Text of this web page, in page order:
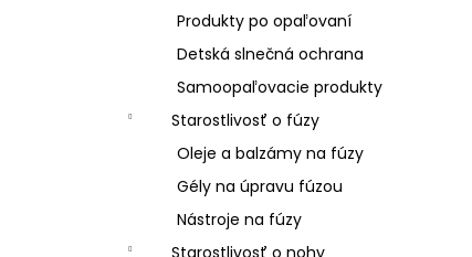
Produkty po opaľovaní
Detská slnečná ochrana
Samoopaľovacie produkty
Starostlivosť o fúzy
Oleje a balzámy na fúzy
Gély na úpravu fúzou
Nástroje na fúzy
Starostlivosť o nohy